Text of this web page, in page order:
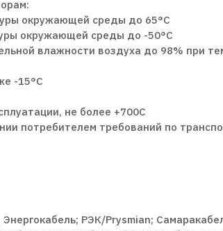
окружающей среды до 65°С
окружающей среды до -50°С
влажности воздуха до 98% при
-15°С
не более +700С
потребителем требований по
РЭК/Prysmian;